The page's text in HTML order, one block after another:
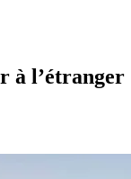
à l’étranger